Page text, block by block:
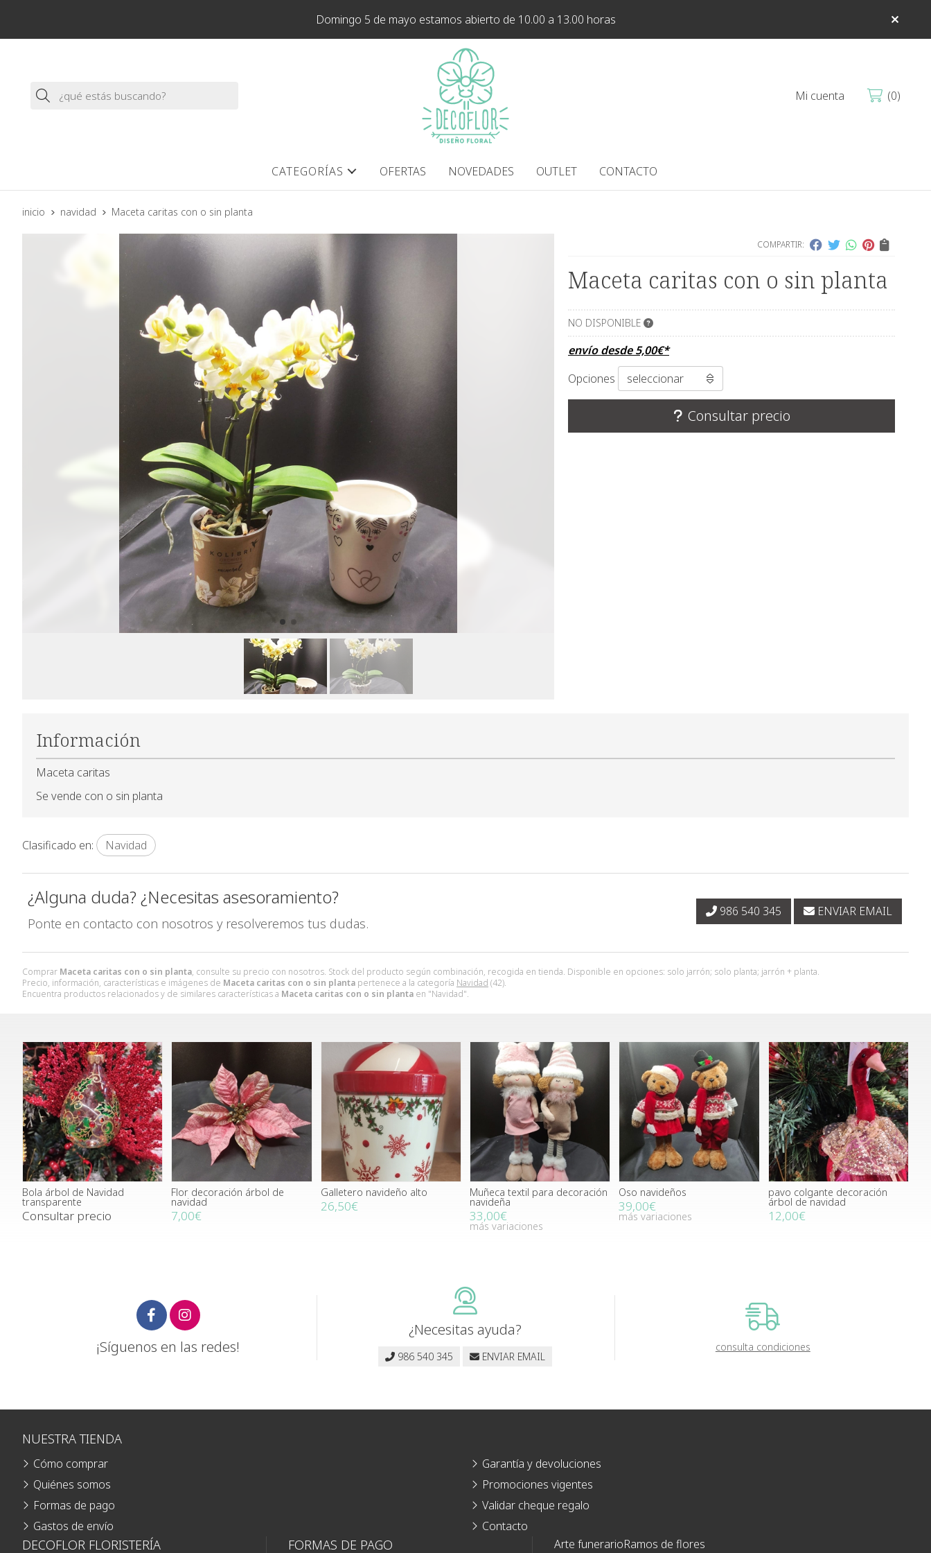
Domingo 5 de mayo estamos abierto de 10.00 a 13.00 horas
Buscar Mi cuenta 0
CATEGORÍAS OFERTAS NOVEDADES OUTLET CONTACTO
inicio navidad Maceta caritas con o sin planta
COMPARTIR:
Maceta caritas con o sin planta
NO DISPONIBLE
envío desde5,00€*
Opciones
Consultar precio
Comprar Maceta caritas con o sin planta, consulte su precio con nosotros. Stock del producto según combinación, recogida en tienda. Disponible en opciones: solo jarrón; solo planta; jarrón + planta.
Precio, información, características e imágenes de Maceta caritas con o sin planta pertenece a la categoría Navidad (42).
Encuentra productos relacionados y de similares características a Maceta caritas con o sin planta en "Navidad".
Información
Maceta caritas
Se vende con o sin planta
Clasificado en: Navidad
¿Alguna duda? ¿Necesitas asesoramiento?
Ponte en contacto con nosotros y resolveremos tus dudas.
986 540 345 ENVIAR EMAIL
Bola árbol de Navidad
transparente
Consultar precio
Flor decoración árbol de
navidad
7,00€
Galletero navideño alto
26,50€
Muñeca textil para decoración
navideña
33,00€
más variaciones
Oso navideños
39,00€
más variaciones
pavo colgante decoración
árbol de navidad
12,00€
¡Síguenos en las redes!
¿Necesitas ayuda?
986 540 345 ENVIAR EMAIL
consulta condiciones
DECOFLOR FLORISTERÍA FORMAS DE PAGO
NUESTRA TIENDA
Cómo comprar
Quiénes somos
Formas de pago
Gastos de envío
Garantía y devoluciones
Promociones vigentes
Validar cheque regalo
Contacto
Arte funerarioRamos de flores